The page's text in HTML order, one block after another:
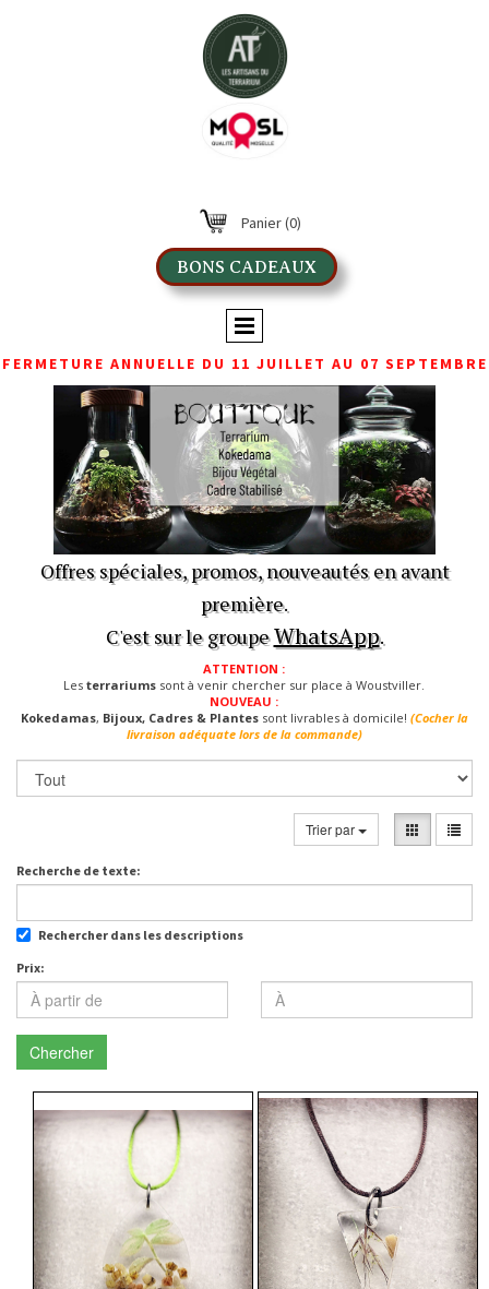
Panier(0)
BONS CADEAUX
FERMETURE ANNUELLE DU 11 JUILLET AU 07 SEPTEMBRE
Offres spéciales, promos, nouveautés en avant
première.
C'est sur le groupeWhatsApp.
ATTENTION :
Lesterrariums sont à venir chercher sur place à Woustviller.
NOUVEAU :
Kokedamas, Bijoux, Cadres & Plantessont livrables à domicile! (Cocher la
livraison adéquate lors de la commande)
Trier par
Recherche de texte:
Rechercher dans les descriptions
Prix:
Chercher